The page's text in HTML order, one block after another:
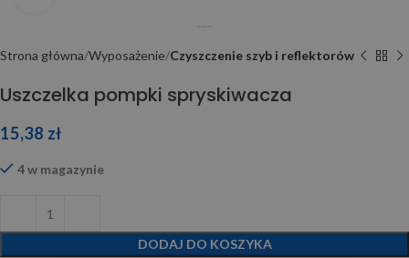
Strona główna Wyposażenie Czyszczenie szyb i reflektorów
Uszczelka pompki spryskiwacza
15,38 zł
4 w magazynie
DODAJ DO KOSZYKA